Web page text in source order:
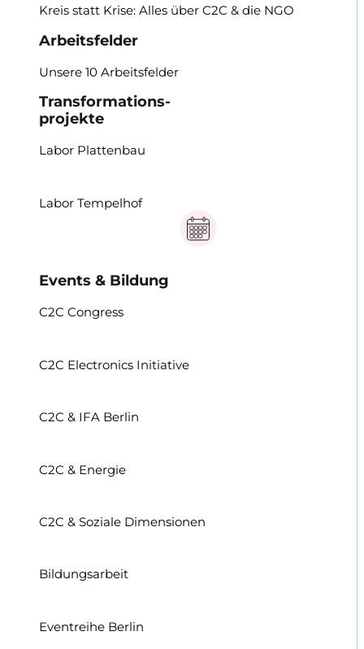
Kreis statt Krise: Alles über C2C & die NGO
Arbeitsfelder
Unsere 10 Arbeitsfelder
Transformations-
projekte
Labor Plattenbau
Labor Tempelhof
Events & Bildung
C2C Congress
C2C Electronics Initiative
C2C & IFA Berlin
C2C & Energie
C2C & Soziale Dimensionen
Bildungsarbeit
Eventreihe Berlin